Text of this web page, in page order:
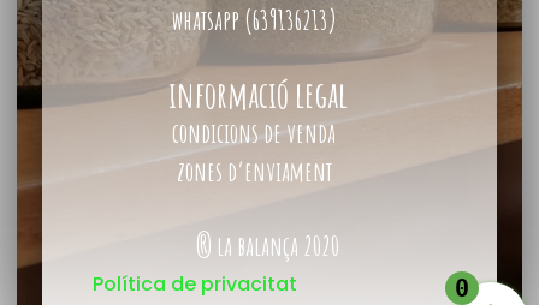
whatsapp (639136213)
informació legal
condicions de venda
zones d’enviament
® la balança 2020
Política de privacitat 0